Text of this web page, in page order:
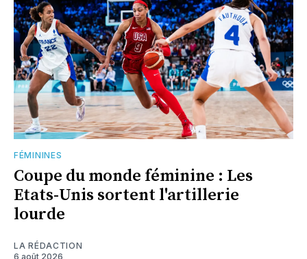
FÉMININES
Coupe du monde féminine : Les
Etats-Unis sortent l'artillerie
lourde
LA RÉDACTION
6 août 2026